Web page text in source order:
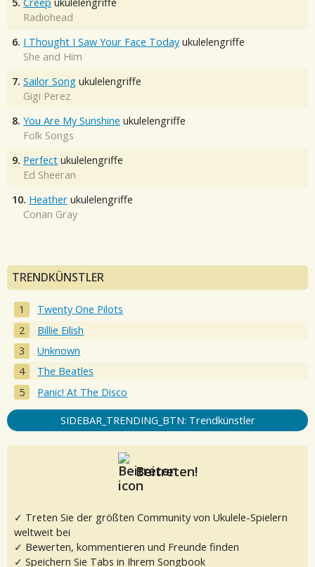
5. Creep ukulelengriffe
Radiohead
6. I Thought I Saw Your Face Today ukulelengriffe
She and Him
7. Sailor Song ukulelengriffe
Gigi Perez
8. You Are My Sunshine ukulelengriffe
Folk Songs
9. Perfect ukulelengriffe
Ed Sheeran
10. Heather ukulelengriffe
Conan Gray
TRENDKÜNSTLER
Twenty One Pilots
Billie Eilish
Unknown
The Beatles
Panic! At The Disco
SIDEBAR_TRENDING_BTN: Trendkünstler
Beitreten!
✓ Treten Sie der größten Community von Ukulele-Spielern
weltweit bei
✓ Bewerten, kommentieren und Freunde finden
✓ Speichern Sie Tabs in Ihrem Songbook